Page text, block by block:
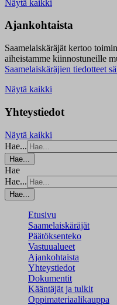
Näytä kaikki
Ajankohtaista
Saamelaiskäräjät kertoo
aiheistamme kiinnostuneille
Saamelaiskäräjien tiedotteet
Näytä kaikki
Yhteystiedot
Näytä kaikki
Hae...
Hae...
Hae
Hae...
Hae...
Etusivu
Saamelaiskäräjät
Päätöksenteko
Vastuualueet
Ajankohtaista
Yhteystiedot
Dokumentit
Kääntäjät ja tulkit
Oppimateriaalikauppa